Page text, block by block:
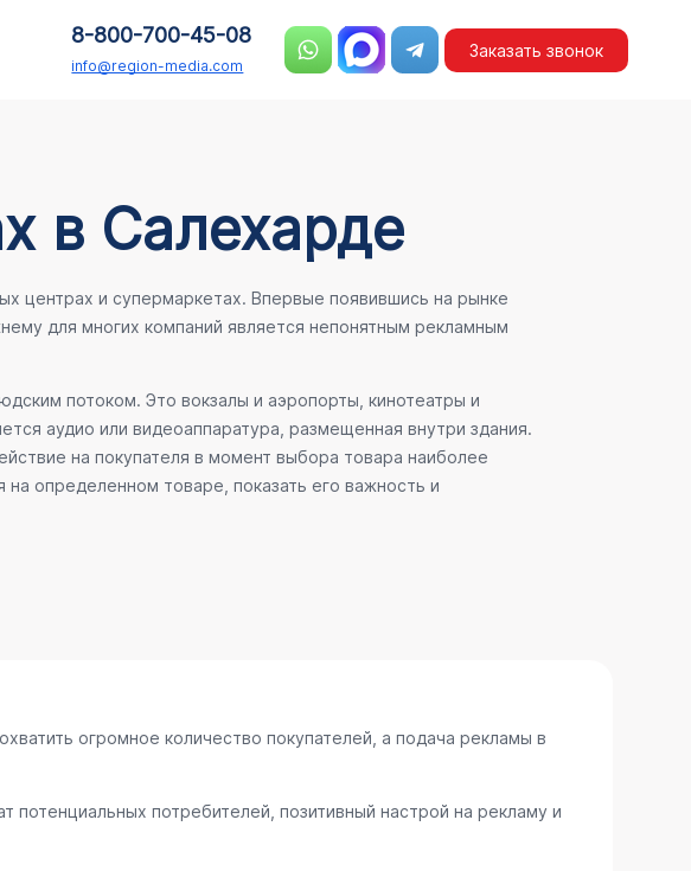
8-800-700-45-08
info@region-media.com
Заказать звонок
в Салехарде
центрах и супермаркетах. Впервые появившись на рынке
для многих компаний является непонятным рекламным
потоком. Это вокзалы и аэропорты, кинотеатры и
аудио или видеоаппаратура, размещенная внутри здания.
на покупателя в момент выбора товара наиболее
определенном товаре, показать его важность и
огромное количество покупателей, а подача рекламы в
потребителей, позитивный настрой на рекламу и